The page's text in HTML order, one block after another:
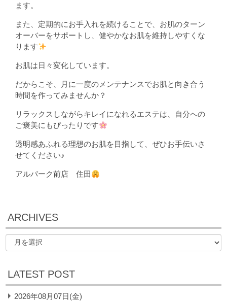
ます。
また、定期的にお手入れを続けることで、お肌のターン
オーバーをサポートし、健やかなお肌を維持しやすくな
ります
お肌は日々変化しています。
だからこそ、月に一度のメンテナンスでお肌と向き合う
時間を作ってみませんか？
リラックスしながらキレイになれるエステは、自分への
ご褒美にもぴったりです
透明感あふれる理想のお肌を目指して、ぜひお手伝いさ
せてください♪
アルパーク前店 住田
ARCHIVES
LATEST POST
2026年08月07日(金)